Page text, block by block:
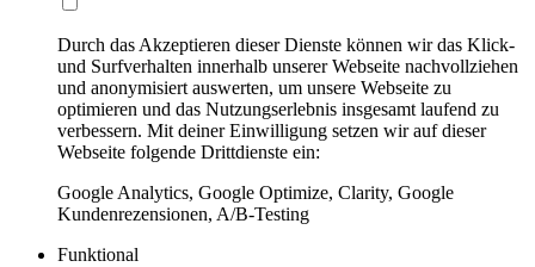
Durch das Akzeptieren dieser Dienste können wir das Klick-
und Surfverhalten innerhalb unserer Webseite nachvollziehen
und anonymisiert auswerten, um unsere Webseite zu
optimieren und das Nutzungserlebnis insgesamt laufend zu
verbessern. Mit deiner Einwilligung setzen wir auf dieser
Webseite folgende Drittdienste ein:
Google Analytics, Google Optimize, Clarity, Google
Kundenrezensionen, A/B-Testing
Funktional